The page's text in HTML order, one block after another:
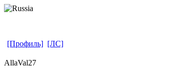
[Профиль] [ЛС]
AllaVal27